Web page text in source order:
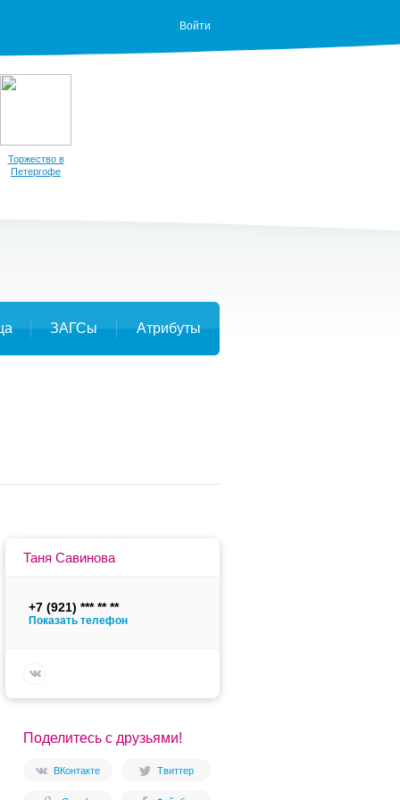
Войти
Торжество в
Петергофе
ЗАГСы Атрибуты
Таня Савинова
+7 (921)
Показать телефон
Поделитесь с друзьями!
ВКонтакте Твиттер